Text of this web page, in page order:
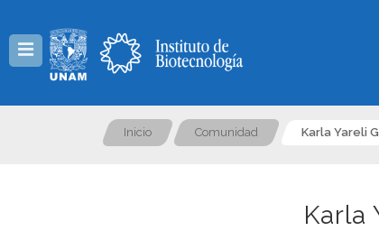
Inicio Comunidad Karla Yareli
Karla